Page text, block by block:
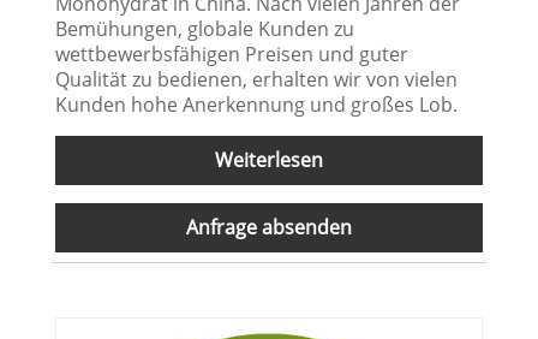
Bemühungen, globale Kunden zu
wettbewerbsfähigen Preisen und guter
Qualität zu bedienen, erhalten wir von vielen
Kunden hohe Anerkennung und großes Lob.
Weiterlesen
Anfrage absenden